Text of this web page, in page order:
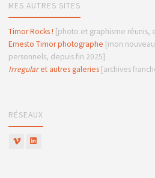
MES AUTRES SITES
Timor Rocks ! [photo et graphisme réunis,
Ernesto Timor photographe [mon
personnels, depuis fin 2025]
Irregularet autres galeries[archives
RÉSEAUX